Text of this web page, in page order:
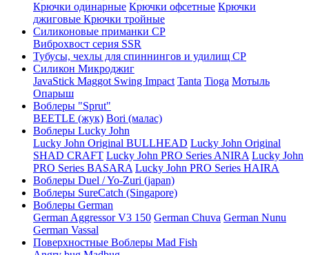
Крючки одинарные Крючки офсетные Крючки
джиговые Крючки тройные
Силиконовые приманки СР
Виброхвост серия SSR
Тубусы, чехлы для спиннингов и удилищ СР
Силикон Микроджиг
JavaStick Maggot Swing Impact Tanta Tioga Мотыль
Опарыш
Воблеры "Sprut"
BEETLE (жук) Bori (малас)
Воблеры Lucky John
Lucky John Original BULLHEAD Lucky John Original
SHAD CRAFT Lucky John PRO Series ANIRA Lucky John
PRO Series BASARA Lucky John PRO Series HAIRA
Воблеры Duel / Yo-Zuri (japan)
Воблеры SureCatch (Singapore)
Воблеры German
German Aggressor V3 150 German Chuva German Nunu
German Vassal
Поверхностные Воблеры Mad Fish